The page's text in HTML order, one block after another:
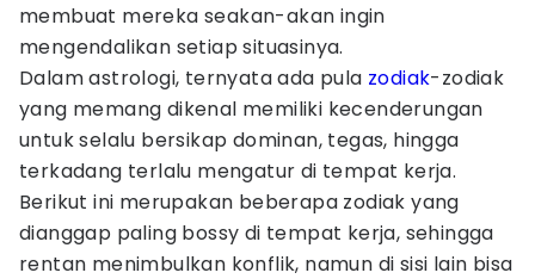
membuat mereka seakan-akan ingin
mengendalikan setiap situasinya.
Dalam astrologi, ternyata ada pula zodiak-zodiak
yang memang dikenal memiliki kecenderungan
untuk selalu bersikap dominan, tegas, hingga
terkadang terlalu mengatur di tempat kerja.
Berikut ini merupakan beberapa zodiak yang
dianggap paling bossy di tempat kerja, sehingga
rentan menimbulkan konflik, namun di sisi lain bisa